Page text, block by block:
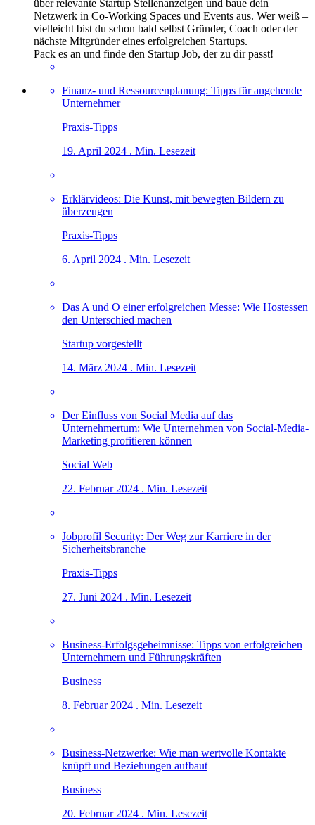
über relevante Startup Stellenanzeigen und baue dein
Netzwerk in Co-Working Spaces und Events aus. Wer weiß –
vielleicht bist du schon bald selbst Gründer, Coach oder der
nächste Mitgründer eines erfolgreichen Startups.
Pack es an und finde den Startup Job, der zu dir passt!
Finanz- und Ressourcenplanung: Tipps für angehende
Unternehmer
Praxis-Tipps
19. April 2024 . Min. Lesezeit
Erklärvideos: Die Kunst, mit bewegten Bildern zu
überzeugen
Praxis-Tipps
6. April 2024 . Min. Lesezeit
Das A und O einer erfolgreichen Messe: Wie Hostessen
den Unterschied machen
Startup vorgestellt
14. März 2024 . Min. Lesezeit
Der Einfluss von Social Media auf das
Unternehmertum: Wie Unternehmen von Social-Media-
Marketing profitieren können
Social Web
22. Februar 2024 . Min. Lesezeit
Jobprofil Security: Der Weg zur Karriere in der
Sicherheitsbranche
Praxis-Tipps
27. Juni 2024 . Min. Lesezeit
Business-Erfolgsgeheimnisse: Tipps von erfolgreichen
Unternehmern und Führungskräften
Business
8. Februar 2024 . Min. Lesezeit
Business-Netzwerke: Wie man wertvolle Kontakte
knüpft und Beziehungen aufbaut
Business
20. Februar 2024 . Min. Lesezeit